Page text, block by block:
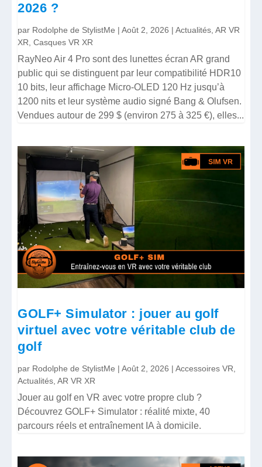
2026 ?
par Rodolphe de StylistMe |Août 2, 2026 |Actualités,AR VR
XR,Casques VR XR
RayNeo Air 4 Pro sont des lunettes écran AR grand
public qui se distinguent par leur compatibilité HDR10
10 bits, leur affichage Micro-OLED 120 Hz jusqu’à
1200 nits et leur système audio signé Bang & Olufsen.
Vendues autour de 299 $ (environ 275 à 325 €), elles...
GOLF+ Simulator : jouer au golf
virtuel avec votre véritable club de
golf
par Rodolphe de StylistMe |Août 2, 2026 |Accessoires VR,
Actualités,AR VR XR
Jouer au golf en VR avec votre propre club ?
Découvrez GOLF+ Simulator : réalité mixte, 40
parcours réels et entraînement IA à domicile.